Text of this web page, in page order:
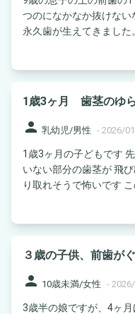
つのになかなか抜けな
永久歯が生えてきました
1歳3ヶ月 歯茎のゆ
person 乳幼児/男性 - 2026/
1歳3ヶ月の子どもです
いない部分の歯茎が 飛
り取れ
３歳の子供、前歯が
person 10歳未満/女性 -
3歳半の娘ですが、4ヶ